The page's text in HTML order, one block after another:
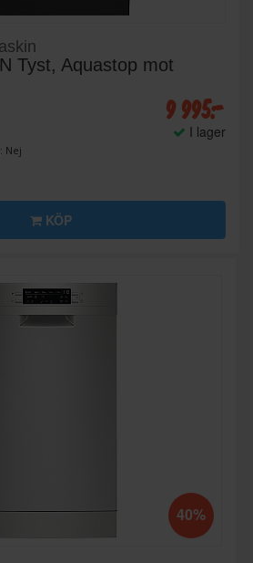
Tyst, Aquastop mot
Nej
9 995:-
I lager
KÖP
40%